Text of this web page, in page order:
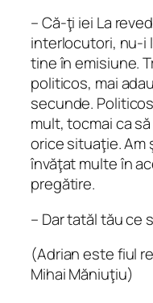
– Că-ţi iei La
interlocutori, nu-i
tine în emisiune.
politicos, mai
secunde.
mult, tocmai ca
orice situaţie. Am
învăţat multe în
pregătire.
– Dar tatăl tău ce
(Adrian este fiul
Mihai Măniuţiu)